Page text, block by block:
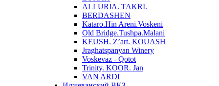
ALLURIA. TAKRI.
BERDASHEN
Kataro.Hin Areni.Voskeni
Old Bridge.Tushpa.Malani
KEUSH. Z’art. KOUASH
Jraghatspanyan Winery
Voskevaz - Qotot
Trinity. KOOR. Jan
VAN ARDI